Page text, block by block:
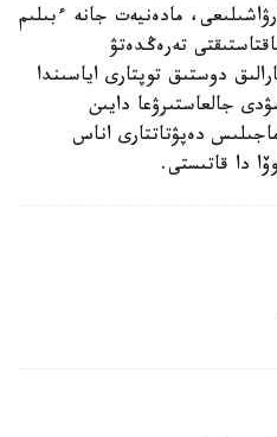
مادەنيەت جانە ءبىلىم
تەرەڭدەتۋ
دوستىق توپتارى اياسىندا
جالعاستىرۋعا دايىن
دەپۋتاتتارى اناس
دا قاتىستى.